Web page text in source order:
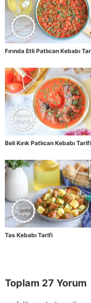
Fırında Etli Patlıcan Kebabı
Beli Kırık Patlıcan Kebabı Tarifi
Tas Kebabı Tarifi
Toplam 27 Yorum